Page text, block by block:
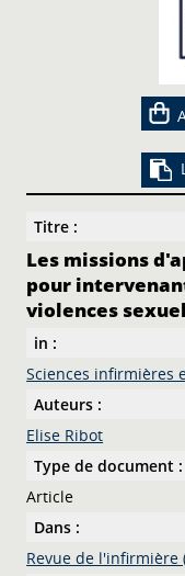
Titre :
Les missions
pour
violences
in :
Sciences infirmières
Auteurs :
Elise Ribot
Type de document :
Article
Dans :
Revue de l'infirmière